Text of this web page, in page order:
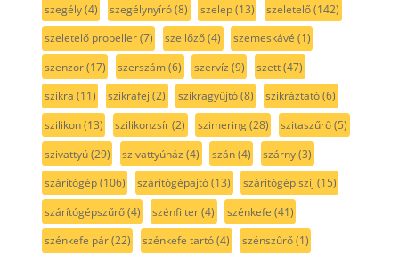
szegély(4) szegélynyíró(8) szelep(13) szeletelő(142)
szeletelő propeller(7) szellőző(4) szemeskávé (1)
szenzor(17) szerszám(6) szervíz (9) szett(47)
szikra (11) szikrafej (2) szikragyűjtó(8) szikráztató(6)
szilikon(13) szilikonzsír(2) szimering(28) szitaszűrő(5)
szivattyú(29) szivattyúház (4) szán(4) szárny(3)
szárítógép(106) szárítógépajtó(13) szárítógép szíj (15)
szárítógépszűrő(4) szénfilter(4) szénkefe (41)
szénkefe pár(22) szénkefe tartó(4) szénszűrő(1)